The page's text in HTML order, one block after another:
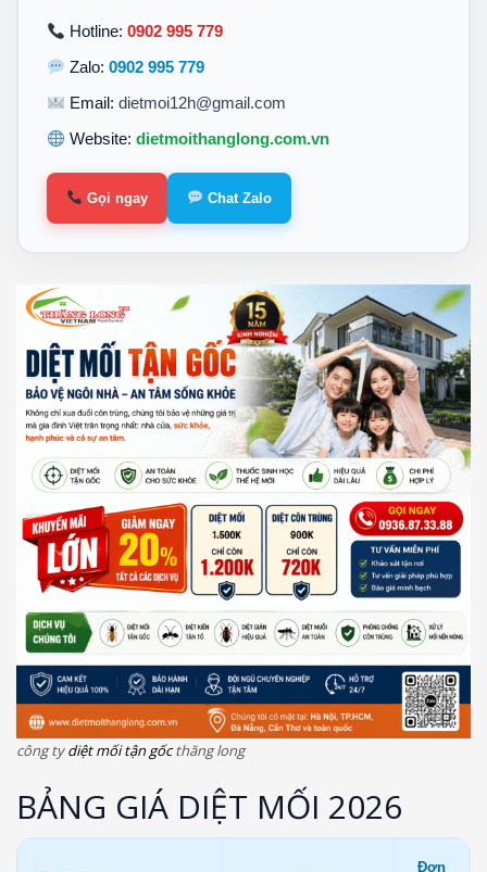
Hotline:0902 995 779
Zalo:0902 995 779
Email:dietmoi12h@gmail.com
Website:dietmoithanglong.com.vn
Gọi ngay Chat Zalo
công tydiệt mối tận gốcthăng long
BẢNG GIÁ DIỆT MỐI 2026
Đơn